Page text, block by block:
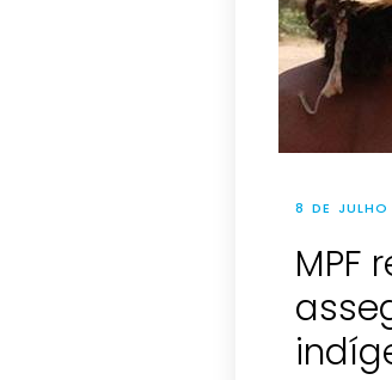
8 DE JULHO
MPF